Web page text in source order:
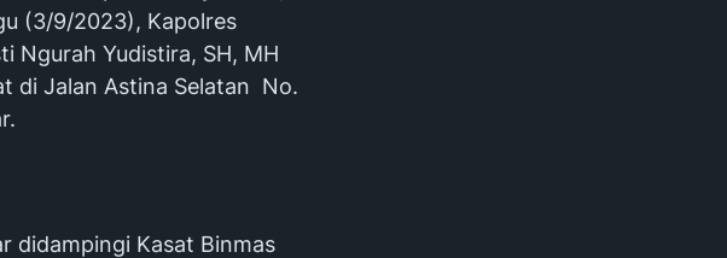
(3/9/2023), Kapolres
Ngurah Yudistira, SH, MH
di Jalan Astina Selatan No.
didampingi Kasat Binmas